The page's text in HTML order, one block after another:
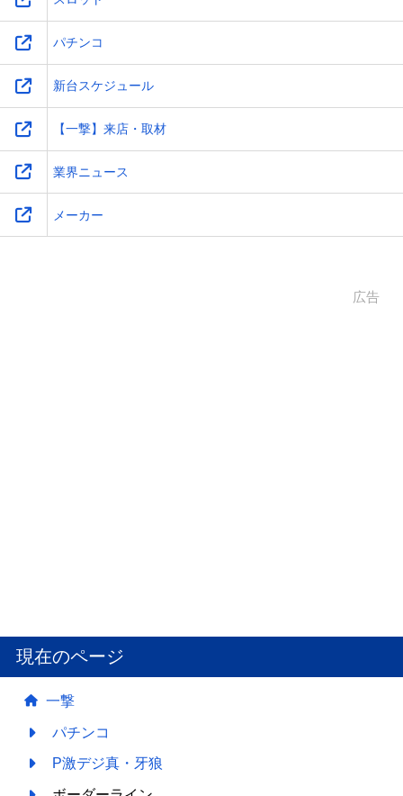
パチンコ
新台スケジュール
【一撃】来店・取材
業界ニュース
メーカー
広告
現在のページ
一撃
パチンコ
P激デジ真・牙狼